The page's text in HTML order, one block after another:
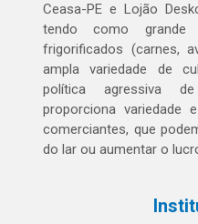
Ceasa-PE e Lojão
tendo como grande
frigorificados (carnes,
ampla variedade de
política agressiva
proporciona variedade
comerciantes, que
do lar ou aumentar o